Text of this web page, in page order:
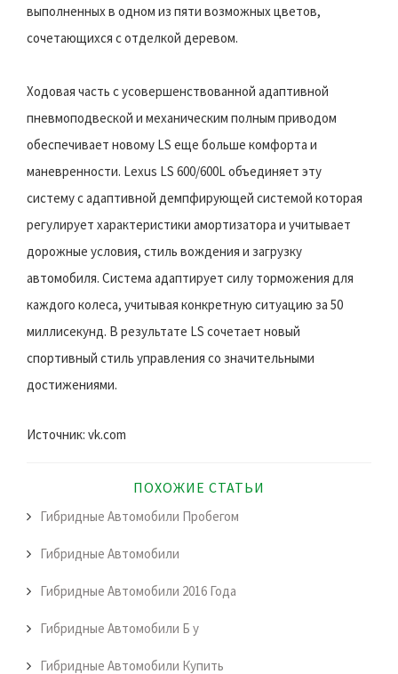
выполненных в одном из пяти возможных цветов,
сочетающихся с отделкой деревом.
Ходовая часть с усовершенствованной адаптивной
пневмоподвеской и механическим полным приводом
обеспечивает новому LS еще больше комфорта и
маневренности. Lexus LS 600/600L объединяет эту
систему с адаптивной демпфирующей системой которая
регулирует характеристики амортизатора и учитывает
дорожные условия, стиль вождения и загрузку
автомобиля. Система адаптирует силу торможения для
каждого колеса, учитывая конкретную ситуацию за 50
миллисекунд. В результате LS сочетает новый
спортивный стиль управления со значительными
достижениями.
Источник: vk.com
ПОХОЖИЕ СТАТЬИ
Гибридные Автомобили Пробегом
Гибридные Автомобили
Гибридные Автомобили 2016 Года
Гибридные Автомобили Б у
Гибридные Автомобили Купить